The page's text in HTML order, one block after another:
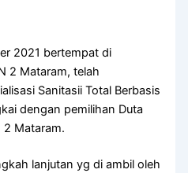
2021 bertempat di
2 Mataram, telah
Sanitasii Total Berbasis
dengan pemilihan Duta
2 Mataram.
lanjutan yg di ambil oleh